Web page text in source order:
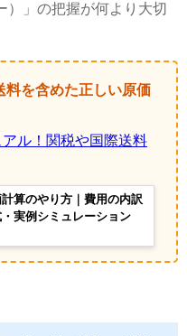
）」の把握が何より大切
を含めた正しい原価
ル！関税や国際送料
算のやり方｜費用の内訳
実例シミュレーション